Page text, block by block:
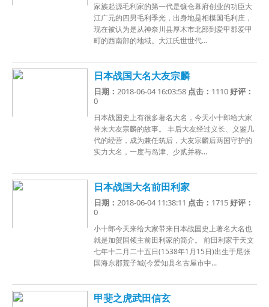
家族起源毛利家的第一代是镰仓幕府创业的功臣大
江广元的四男毛利季光，出身地是相模国毛利庄，
现在被认为是从神奈川县厚木市北部到爱甲郡爱甲
町的西南部的地域。大江氏世世代...
日本战国大名大友宗麟
日期： 2018-06-04 16:03:58 点击： 1110好评：
0
日本战国史上有很多著名大名，今天小十郎给大家
带来大友宗麟的故事。 丰后大友经过义长、义鉴几
代的经营，成为兼任筑后，大友宗麟后两国守护的
实力大名，一度与岛津、少贰并称...
日本战国大名前田利家
日期： 2018-06-04 11:38:11 点击： 1715好评：
0
小十郎今天来给大家带来日本战国史上著名大名也
就是加贺国领主前田利家的简介。 前田利家于天文
七年十二月二十五日(1538年1月15日)出生于尾张
国海东郡荒子城(今爱知县名古屋市中...
甲斐之虎武田信玄